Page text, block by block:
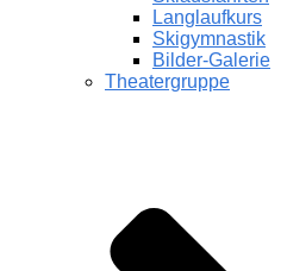
Langlaufkurs
Skigymnastik
Bilder-Galerie
Theatergruppe